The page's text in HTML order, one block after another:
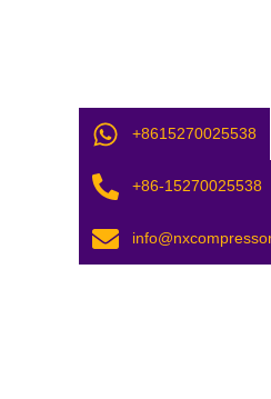
+8615270025538
+86-15270025538